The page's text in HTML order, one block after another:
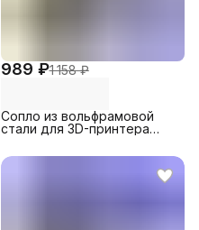
989 ₽1 158 ₽
Сопло из вольфрамовой
стали для 3D-принтера